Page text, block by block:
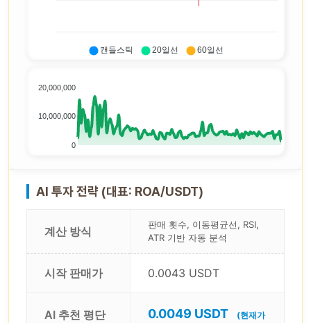
캔들스틱 20일선 60일선
20,000,000
10,000,000
0
AI 투자 전략 (대표: ROA/USDT)
계산 방식
판매 횟수, 이동평균선, RSI,
ATR 기반 자동 분석
시작 판매가 0.0043 USDT
AI 추천 평단
0.0049 USDT
(현재가